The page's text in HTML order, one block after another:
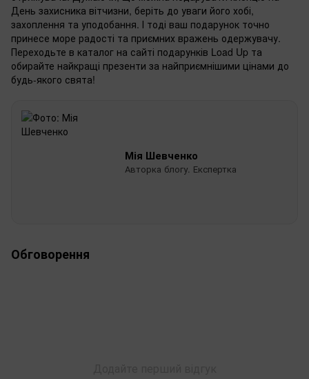
День захисника вітчизни, беріть до уваги його хобі,
захоплення та уподобання. І тоді ваш подарунок точно
принесе море радості та приємних вражень одержувачу.
Переходьте в каталог на сайті подарунків Load Up та
обирайте найкращі презенти за найприємнішими цінами до
будь-якого свята!
Мія Шевченко
Авторка блогу. Експертка
Обговорення